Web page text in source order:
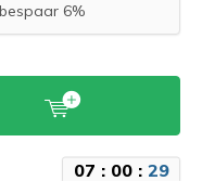
6%
07 : 00: 29